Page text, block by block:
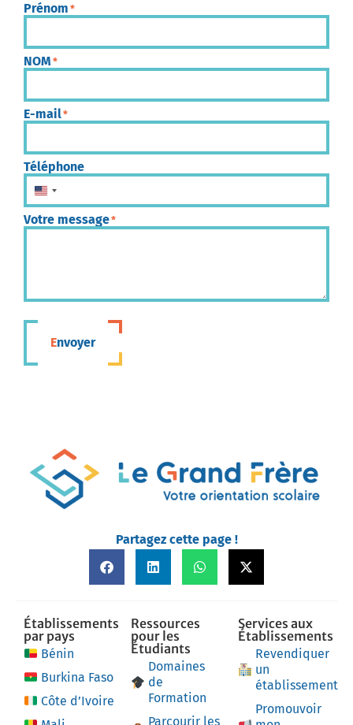
Prénom *
NOM *
E-mail*
Téléphone
États-Unis +1
Votre message*
Envoyer
Partagez cette page !
Établissements
par pays
Bénin
Burkina Faso
Côte d’Ivoire
Ressources
pour les
Étudiants
Domaines
de
Formation
Parcourir les
Services aux
Établissements
Revendiquer
un
établissement
Promouvoir